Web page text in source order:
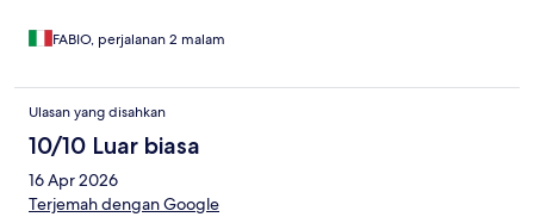
FABIO, perjalanan 2 malam
Ulasan yang disahkan
10/10 Luar biasa
16 Apr 2026
Terjemah dengan Google